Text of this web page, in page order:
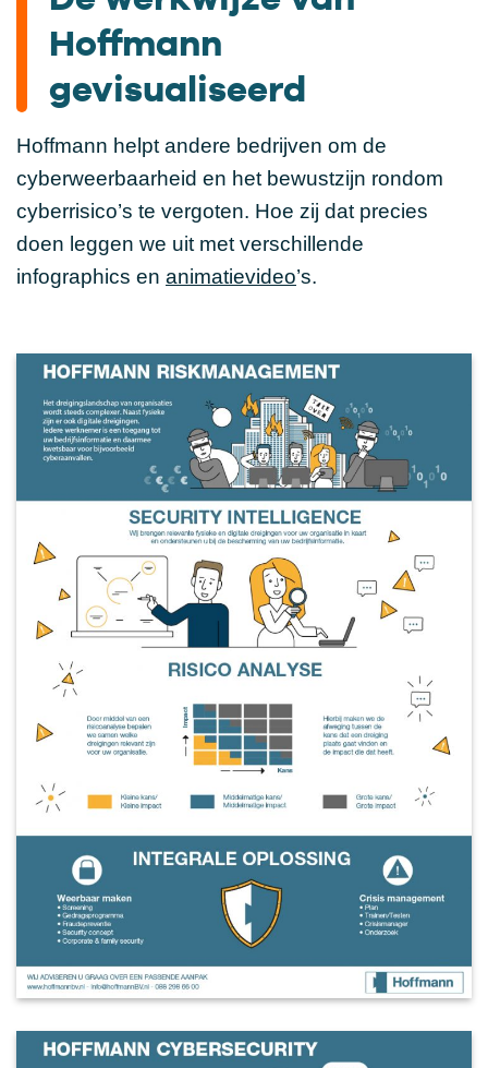
Hoffmann
gevisualiseerd
Hoffmann helpt andere bedrijven om de
cyberweerbaarheid en het bewustzijn rondom
cyberrisico’s te vergoten. Hoe zij dat precies
doen leggen we uit met verschillende
infographics en animatievideo’s.